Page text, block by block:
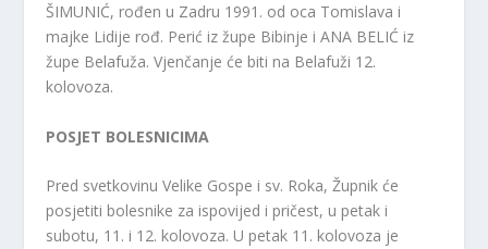
ŠIMUNIĆ, rođen u Zadru 1991. od oca Tomislava i
majke Lidije rođ. Perić iz župe Bibinje i ANA BELIĆ iz
župe Belafuža. Vjenčanje će biti na Belafuži 12.
kolovoza.
POSJET BOLESNICIMA
Pred svetkovinu Velike Gospe i sv. Roka, Župnik će
posjetiti bolesnike za ispovijed i pričest, u petak i
subotu, 11. i 12. kolovoza. U petak 11. kolovoza je